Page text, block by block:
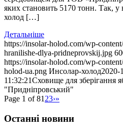
яких становить 5170 тонн. Так, у
холод […]
Детальніше
https://insolar-holod.com/wp-
hranilishe-dlya-pridneprovskij.jpg
https://insolar-holod.com/wp-
holod-ua.png Инсолар-холод2020-
11:32:21Сховище для зберігання
"Придніпровський"
Page 1 of 81 23›»
Останні новини